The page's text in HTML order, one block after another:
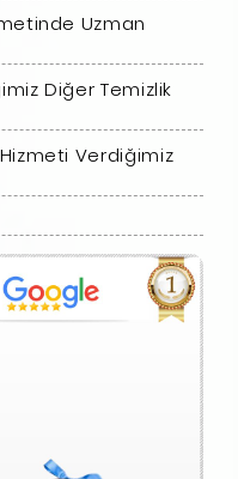
Uzman
Diğer Temizlik
Verdiğimiz